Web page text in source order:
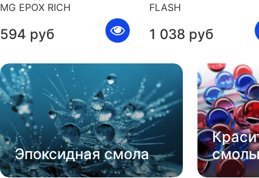
MG EPOX RICH
594 руб
FLASH
1 038 руб
Эпоксидная смола